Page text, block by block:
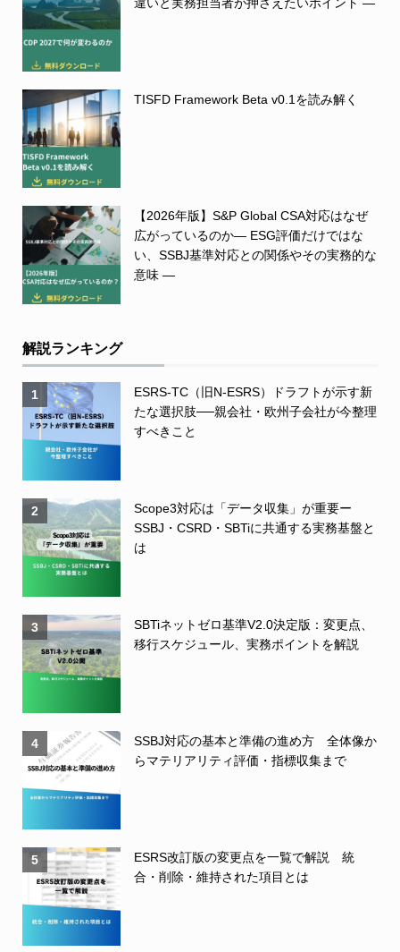
TISFD Framework Beta v0.1を読み解く
【2026年版】S&P Global CSA対応はなぜ
広がっているのか― ESG評価だけではな
い、SSBJ基準対応との関係やその実務的な
意味 ―
解説ランキング
1
ESRS-TC（旧N-ESRS）ドラフトが示す新
たな選択肢──親会社・欧州子会社が今整理
すべきこと
2
Scope3対応は「データ収集」が重要ー
SSBJ・CSRD・SBTiに共通する実務基盤と
は
3
SBTiネットゼロ基準V2.0決定版：変更点、
移行スケジュール、実務ポイントを解説
4
SSBJ対応の基本と準備の進め方 全体像か
らマテリアリティ評価・指標収集まで
5
ESRS改訂版の変更点を一覧で解説 統
合・削除・維持された項目とは